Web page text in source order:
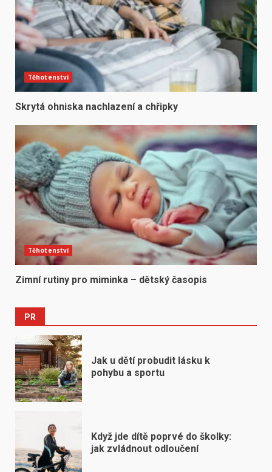
Těhotenství
Skrytá ohniska nachlazení a chřipky
Těhotenství
Zimní rutiny pro miminka – dětský časopis
PR
Jak u dětí probudit lásku k
pohybu a sportu
Když jde dítě poprvé do školky:
jak zvládnout odloučení